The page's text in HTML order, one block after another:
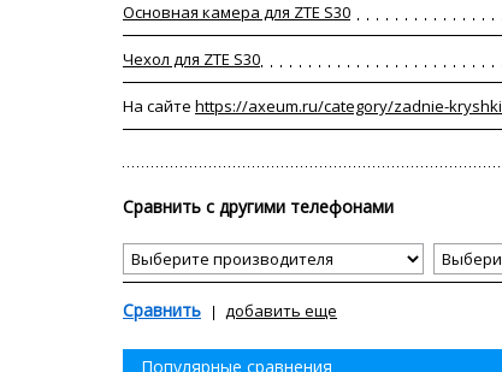
Основная камера для ZTE S30
Чехол для ZTE S30
На сайте https://axeum.ru/category/zadnie-
Сравнить с другими телефонами
Сравнить добавить еще
Популярные сравнения